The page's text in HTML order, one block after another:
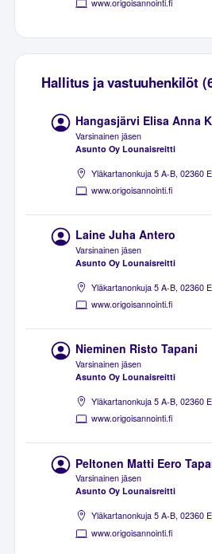
www.origoisannointi.fi
Hallitus ja vastuuhenkilöt
Hangasjärvi Elisa Anna
Varsinainen jäsen
Asunto Oy Lounaisreitti
Yläkartanonkuja 5 A-B, 02360
www.origoisannointi.fi
Laine Juha Antero
Varsinainen jäsen
Asunto Oy Lounaisreitti
Yläkartanonkuja 5 A-B, 02360
www.origoisannointi.fi
Nieminen Risto Tapani
Varsinainen jäsen
Asunto Oy Lounaisreitti
Yläkartanonkuja 5 A-B, 02360
www.origoisannointi.fi
Peltonen Matti Eero
Varsinainen jäsen
Asunto Oy Lounaisreitti
Yläkartanonkuja 5 A-B, 02360
www.origoisannointi.fi